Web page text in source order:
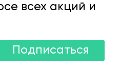
всех акций и
Подписаться